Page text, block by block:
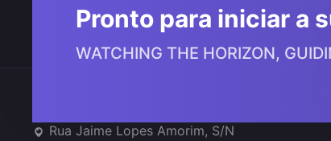
Pronto para iniciar a
WATCHING THE HORIZON,
Rua Jaime Lopes Amorim, S/N